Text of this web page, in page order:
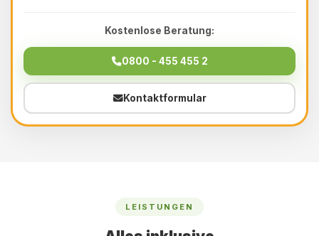
Kostenlose Beratung:
0800 - 455 455 2
Kontaktformular
LEISTUNGEN